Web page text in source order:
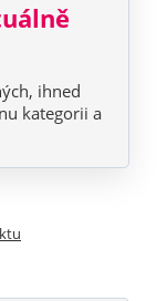
ihned
kategorii a